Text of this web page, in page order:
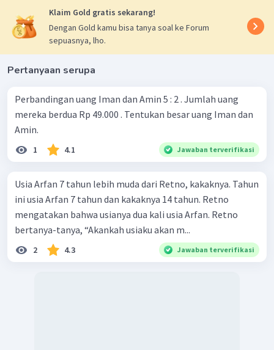
Klaim Gold gratis sekarang!
Dengan Gold kamu bisa tanya soal ke Forum
sepuasnya, lho.
Pertanyaan serupa
Perbandingan uang Iman dan Amin 5 : 2 . Jumlah uang
mereka berdua Rp 49.000 . Tentukan besar uang Iman dan
Amin.
1 4.1 Jawaban terverifikasi
Usia Arfan 7 tahun lebih muda dari Retno, kakaknya. Tahun
ini usia Arfan 7 tahun dan kakaknya 14 tahun. Retno
mengatakan bahwa usianya dua kali usia Arfan. Retno
bertanya-tanya, “Akankah usiaku akan m...
2 4.3 Jawaban terverifikasi